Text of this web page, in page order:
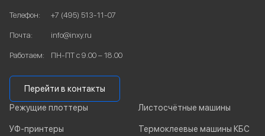
Режущие плоттеры
УФ-принтеры
Листосчётные машины
Термоклеевые машины КБС
Телефон: +7 (495) 513-11-07
Почта: info@inxy.ru
Работаем: ПН-ПТ с 9.00 – 18.00
Перейти в контакты